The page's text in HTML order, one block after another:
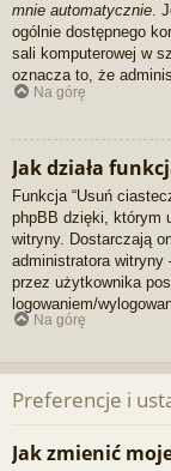
mnie automatycznie.
ogólnie dostępnego
sali komputerowej w
oznacza to, że
Na górę
Jak działa
Funkcja “Usuń
phpBB dzięki, którym
witryny. Dostarczają
administratora
przez użytkownika
logowaniem/
Na górę
Preferencje i
Jak zmienić